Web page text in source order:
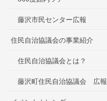
藤沢市民センター広報
住民自治協議会の事業紹介
住民自治協議会とは？
藤沢町住民自治協議会 広報